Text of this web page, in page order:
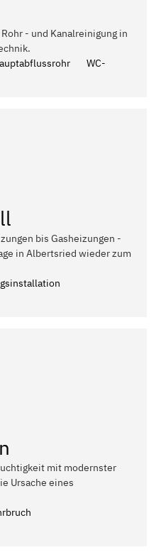
- und Kanalreinigung in
WC-
bis Gasheizungen -
in Albertsried wieder zum
mit modernster
Ursache eines